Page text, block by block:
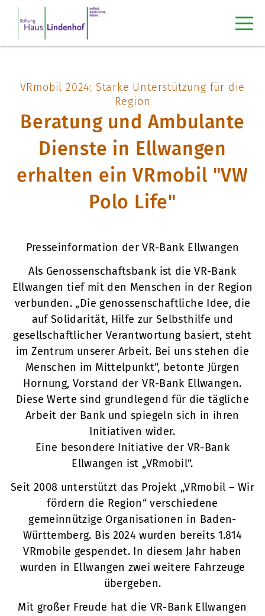
VRmobil 2024: Starke Unterstützung für die
Region
Beratung und Ambulante
Dienste in Ellwangen
erhalten ein VRmobil "VW
Polo Life"
Presseinformation der VR-Bank Ellwangen
Als Genossenschaftsbank ist die VR-Bank
Ellwangen tief mit den Menschen in der Region
verbunden. „Die genossenschaftliche Idee, die
auf Solidarität, Hilfe zur Selbsthilfe und
gesellschaftlicher Verantwortung basiert, steht
im Zentrum unserer Arbeit. Bei uns stehen die
Menschen im Mittelpunkt“, betonte Jürgen
Hornung, Vorstand der VR-Bank Ellwangen.
Diese Werte sind grundlegend für die tägliche
Arbeit der Bank und spiegeln sich in ihren
Initiativen wider.
Eine besondere Initiative der VR-Bank
Ellwangen ist „VRmobil“.
Seit 2008 unterstützt das Projekt „VRmobil – Wir
fördern die Region“ verschiedene
gemeinnützige Organisationen in Baden-
Württemberg. Bis 2024 wurden bereits 1.814
VRmobile gespendet. In diesem Jahr haben
wurden in Ellwangen zwei weitere Fahrzeuge
übergeben.
Mit großer Freude hat die VR-Bank Ellwangen